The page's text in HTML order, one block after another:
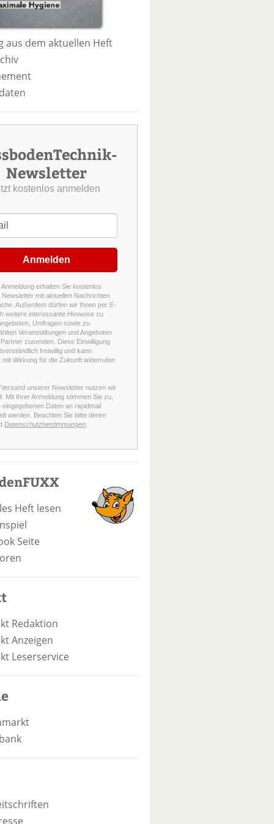
aus dem aktuellen Heft
Newsletter
kostenlos anmelden
Anmelden
Anmeldung erhalten Sie kostenlos
Newsletter mit aktuellen Nachrichten
Außerdem dürfen wir Ihnen per E-
weitere interessante Hinweise zu
Umfragen sowie zu
Veranstaltungen und Angeboten
zusenden. Diese Einwilligung
freiwillig und kann
mit Wirkung für die Zukunft widerrufen
Versand unserer Newsletter nutzen wir
Mit Ihrer Anmeldung stimmen Sie zu,
eingegebenen Daten an rapidmail
werden. Beachten Sie bitte deren
Datenschutzbestimmungen.
Heft lesen
Seite
Redaktion
Anzeigen
Leserservice